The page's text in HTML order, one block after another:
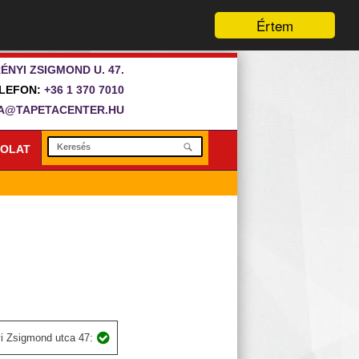
Értem
ZSIGMOND U. 47.
+36 1 370 7010
Zsigmond utca 47: